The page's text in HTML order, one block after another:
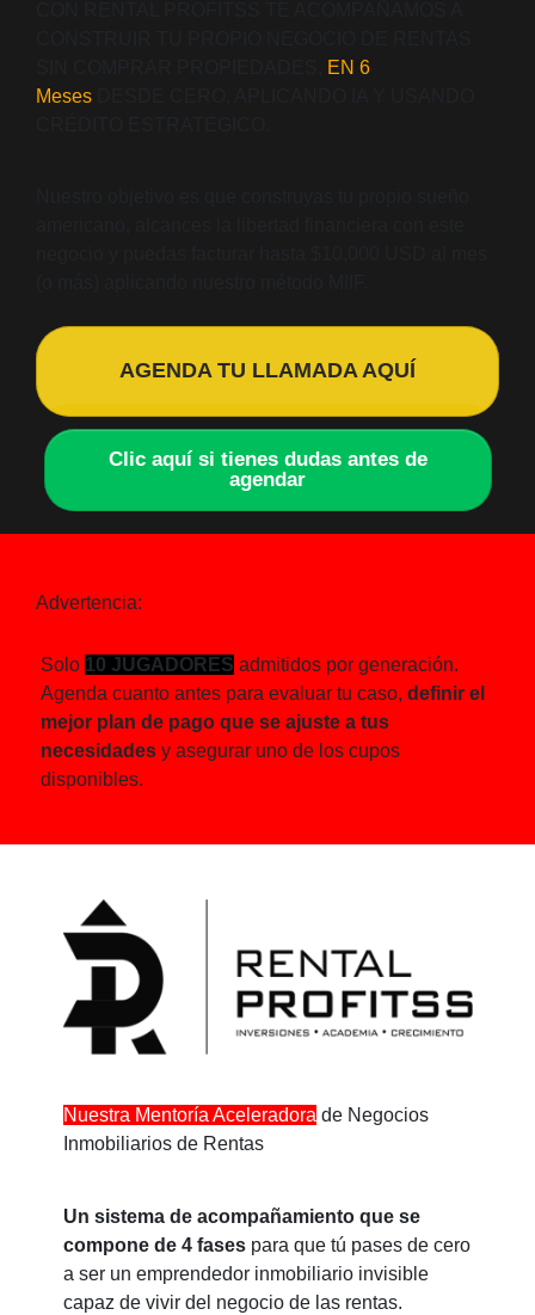
EN 6
Meses
AGENDA TU LLAMADA AQUÍ
Clic aquí si tienes dudas antes de
agendar
Advertencia:
Solo 10 JUGADORES admitidos por generación.
Agenda cuanto antes para evaluar tu caso, definir el
mejor plan de pago que se ajuste a tus
necesidadesy asegurar uno de los cupos
disponibles.
Nuestra Mentoría Aceleradora de Negocios
Inmobiliarios de Rentas
Un sistema de acompañamiento que se
compone de 4 fases para que tú pases de cero
a ser un emprendedor inmobiliario invisible
capaz de vivir del negocio de las rentas.